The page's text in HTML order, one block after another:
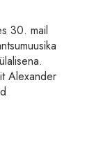
30. mail
Alexander